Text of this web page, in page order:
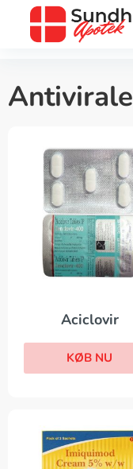
Antivirale
Aciclovir
KØB NU